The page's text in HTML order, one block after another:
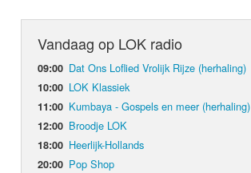
Vandaag op LOK radio
09:00 Dat Ons Loflied Vrolijk Rijze (herhaling)
10:00 LOK Klassiek
11:00 Kumbaya - Gospels en meer (herhaling)
12:00 Broodje LOK
18:00 Heerlijk-Hollands
20:00 Pop Shop